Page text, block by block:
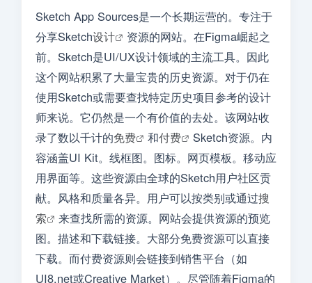
Sketch App Sources是一个长期运营的。专注于
分享Sketch设计
资源的网站。在Figma崛起之
前。Sketch是UI/UX设计领域的主流工具。因此
这个网站积累了大量宝贵的历史资源。对于仍在
使用Sketch或需要查找特定历史项目参考的设计
师来说。它仍然是一个有价值的去处。该网站收
录了数以千计的免费 和付费
Sketch资源。内
容涵盖UI Kit。线框图。图标。网页模板。移动应
用界面等。这些资源由全球的Sketch用户社区贡
献。风格和质量各异。用户可以按类别或通过搜
索
来查找所需的资源。网站会提供资源的预览
图。描述和下载链接。大部分免费资源可以直接
下载。而付费资源则会链接到销售平台（如
UI8.net或Creative Market）。尽管随着Figma的